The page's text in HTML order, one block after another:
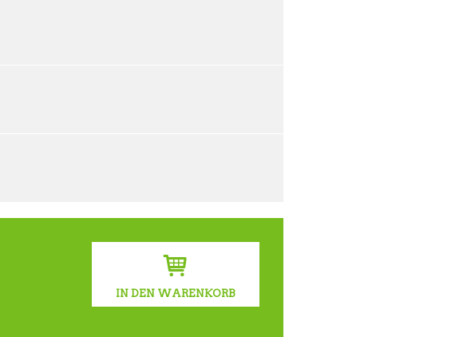
IN DEN WARENKORB